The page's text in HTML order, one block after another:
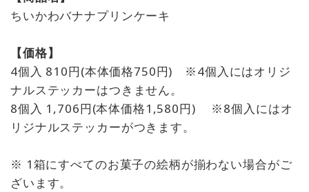
ちいかわバナナプリンケーキ
【価格】
4個入 810円(本体価格750円) ※4個入にはオリジ
ナルステッカーはつきません。
8個入 1,706円(本体価格1,580円) ※8個入にはオ
リジナルステッカーがつきます。
※ 1箱にすべてのお菓子の絵柄が揃わない場合がご
ざいます。